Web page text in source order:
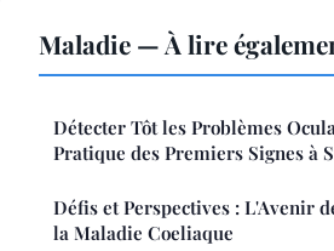
Maladie — À lire
Détecter Tôt les Problèmes
Pratique des Premiers Signes à
Défis et Perspectives : L'Avenir
la Maladie Coeliaque